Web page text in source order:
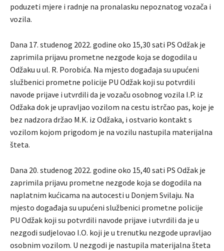
poduzeti mjere i radnje na pronalasku nepoznatog vozača i
vozila.
Dana 17. studenog 2022. godine oko 15,30 sati PS Odžak je
zaprimila prijavu prometne nezgode koja se dogodila u
Odžaku u ul. R. Porobića. Na mjesto događaja su upućeni
službenici prometne policije PU Odžak koji su potvrdili
navode prijave i utvrdili da je vozaču osobnog vozila I.P. iz
Odžaka dok je upravljao vozilom na cestu istrčao pas, koje je
bez nadzora držao M.K. iz Odžaka, i ostvario kontakt s
vozilom kojom prigodom je na vozilu nastupila materijalna
šteta.
Dana 20. studenog 2022. godine oko 15,40 sati PS Odžak je
zaprimila prijavu prometne nezgode koja se dogodila na
naplatnim kućicama na autocesti u Donjem Svilaju. Na
mjesto događaja su upućeni službenici prometne policije
PU Odžak koji su potvrdili navode prijave i utvrdili da je u
nezgodi sudjelovao I.O. koji je u trenutku nezgode upravljao
osobnim vozilom. U nezgodi je nastupila materijalna šteta